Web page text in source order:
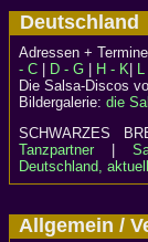
Adressen +
- C
D - G H - K
Die Salsa-Discos
Bildergalerie: die
SCHWARZES
Tanzpartner|
Deutschland,
Allgemein /